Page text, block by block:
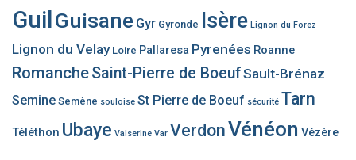
Guil Guisane Gyr Gyronde Isère Lignon du Forez
Lignon du Velay Loire Pallaresa Pyrenées Roanne
RomancheSaint-Pierre de BoeufSault-Brénaz
Semine Semène souloise St Pierre de Boeuf sécurité Tarn
Téléthon Ubaye Valserine Var VerdonVénéon Vézère